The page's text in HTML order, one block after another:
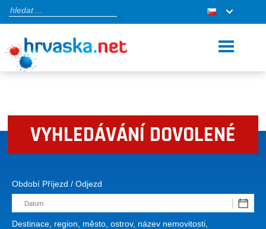
VYHLEDÁVÁNÍ DOVOLENÉ
Období Příjezd / Odjezd
Destinace, region, město, ostrov, název nemovitosti,